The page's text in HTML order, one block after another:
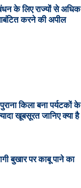
के लिए राज्यों से अधिक
करने की अपील
किला बना पर्यटकों के
खूबसूरत जानिए क्या है
बुखार पर काबू पाने का